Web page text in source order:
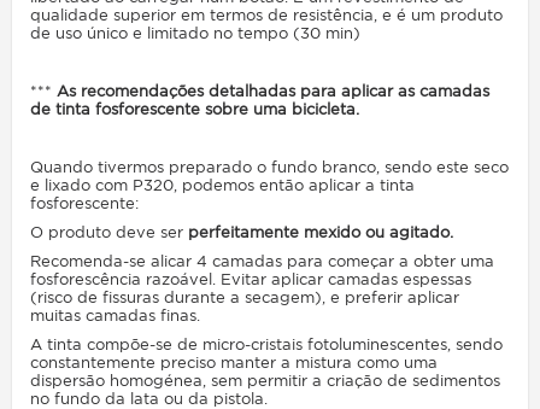
qualidade superior em termos de resistência, e é um produto
de uso único e limitado no tempo (30 min)
*** As recomendações detalhadas para aplicar as camadas
de tinta fosforescente sobre uma bicicleta.
Quando tivermos preparado o fundo branco, sendo este seco
e lixado com P320, podemos então aplicar a tinta
fosforescente:
O produto deve ser perfeitamente mexido ou agitado.
Recomenda-se alicar 4 camadas para começar a obter uma
fosforescência razoável. Evitar aplicar camadas espessas
(risco de fissuras durante a secagem), e preferir aplicar
muitas camadas finas.
A tinta compõe-se de micro-cristais fotoluminescentes, sendo
constantemente preciso manter a mistura como uma
dispersão homogénea, sem permitir a criação de sedimentos
no fundo da lata ou da pistola.